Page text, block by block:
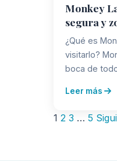
Monkey
segura y
¿Qué es
visitarlo?
boca de
Leer más
1 2 3 … 5